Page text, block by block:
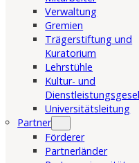
Verwaltung
Gremien
Trägerstiftung und
Kuratorium
Lehrstühle
Kultur- und
Universitätsleitung
Partner
Förderer
Partnerländer